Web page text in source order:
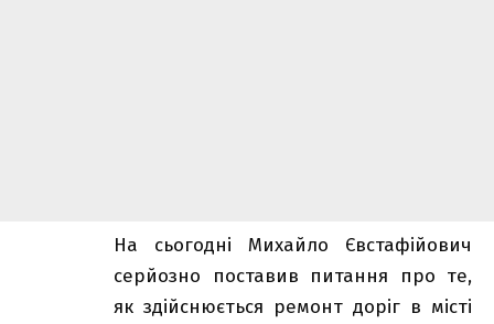
На сьогодні Михайло Євстафійович
серйозно поставив питання про те,
як здійснюється ремонт доріг в місті